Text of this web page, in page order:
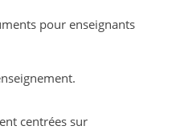
pour enseignants
centrées sur